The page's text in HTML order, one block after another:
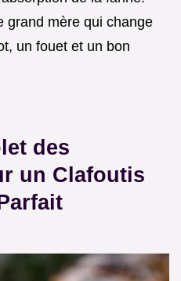
grand mère qui change
un fouet et un bon
des
un Clafoutis